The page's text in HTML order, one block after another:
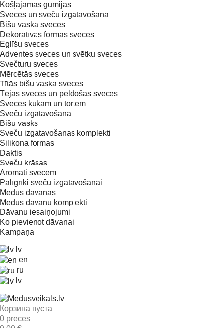
Košļājamās gumijas
Sveces un sveču izgatavošana
Bišu vaska sveces
Dekoratīvas formas sveces
Eglīšu sveces
Adventes sveces un svētku sveces
Svečturu sveces
Mērcētās sveces
Tītās bišu vaska sveces
Tējas sveces un peldošās sveces
Sveces kūkām un tortēm
Sveču izgatavošana
Bišu vasks
Sveču izgatavošanas komplekti
Silikona formas
Daktis
Sveču krāsas
Aromāti svecēm
Palīgrīki sveču izgatavošanai
Medus dāvanas
Medus dāvanu komplekti
Dāvanu iesaiņojumi
Ko pievienot dāvanai
Kampaņa
lv
en
ru
lv
Корзина пуста
0 preces